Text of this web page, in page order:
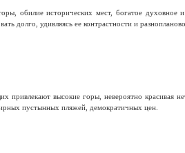
обилие исторических мест, богатое духовное
долго, удивляясь ее контрастности и
привлекают высокие горы, невероятно красивая
пустынных пляжей, демократичных цен.